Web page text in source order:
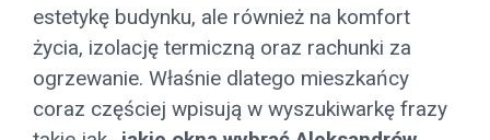
estetykę budynku, ale również na komfort
życia, izolację termiczną oraz rachunki za
ogrzewanie. Właśnie dlatego mieszkańcy
coraz częściej wpisują w wyszukiwarkę frazy